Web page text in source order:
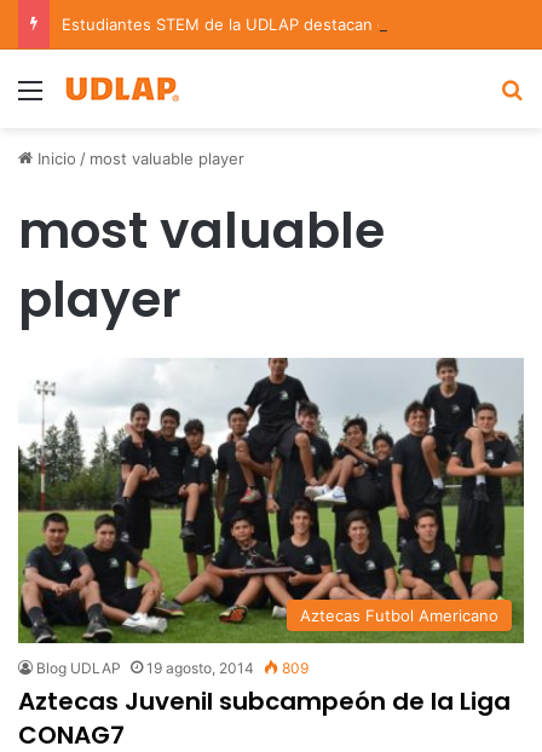
Menu
Inicio / most valuable player
most valuable
player
Aztecas Futbol Americano
Blog UDLAP 19 agosto, 2014 809
Aztecas Juvenil subcampeón de la Liga
CONAG7